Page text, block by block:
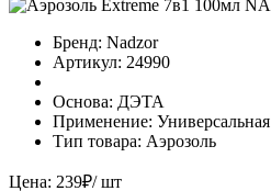
Бренд: Nadzor
Артикул: 24990
Основа: ДЭТА
Применение: Универсальная
Тип товара: Аэрозоль
Цена: 239₽/ шт